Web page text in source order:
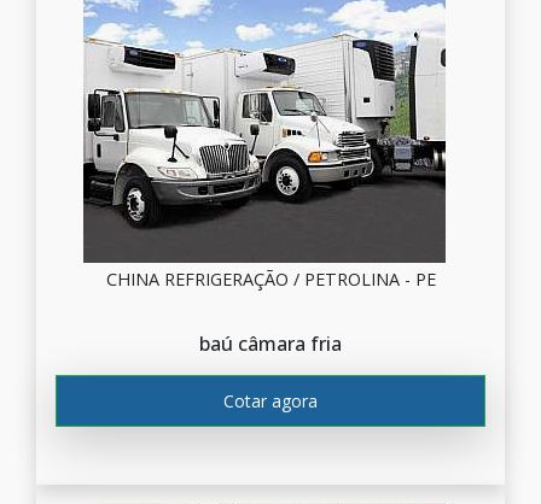
CHINA REFRIGERAÇÃO / PETROLINA - PE
baú câmara fria
Cotar agora